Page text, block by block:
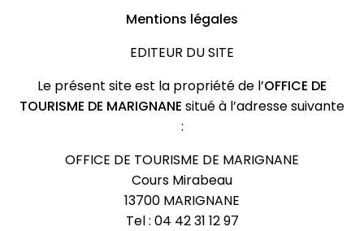
Mentions légales
EDITEUR DU SITE
Le présent site est la propriété de l’OFFICE DE
TOURISME DE MARIGNANE situé à l’adresse suivante
:
OFFICE DE TOURISME DE MARIGNANE
Cours Mirabeau
13700 MARIGNANE
Tel : 04 42 31 12 97